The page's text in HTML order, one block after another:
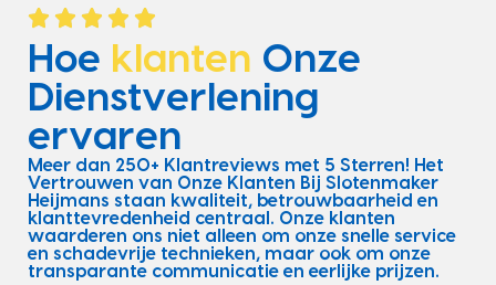
Hoe klanten Onze
Dienstverlening
ervaren
Meer dan 250+ Klantreviews met 5 Sterren! Het
Vertrouwen van Onze Klanten Bij Slotenmaker
Heijmans staan kwaliteit, betrouwbaarheid en
klanttevredenheid centraal. Onze klanten
waarderen ons niet alleen om onze snelle service
en schadevrije technieken, maar ook om onze
transparante communicatie en eerlijke prijzen.